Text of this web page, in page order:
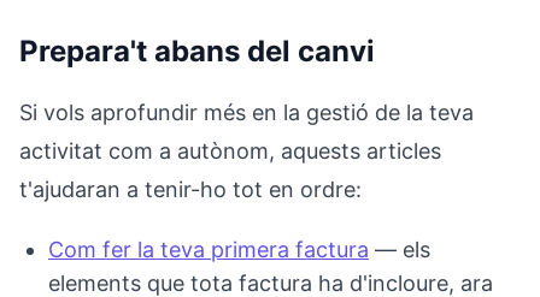
Prepara't abans del canvi
Si vols aprofundir més en la gestió de la teva
activitat com a autònom, aquests articles
t'ajudaran a tenir-ho tot en ordre:
Com fer la teva primera factura — els
elements que tota factura ha d'incloure, ara